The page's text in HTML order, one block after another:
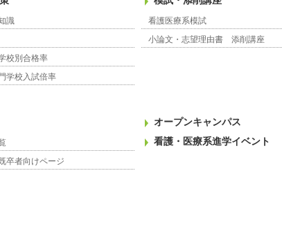
識
校別合格率
学校入試倍率
看護医療系模試
小論文・志望理由書 添削講座
卒者向けページ
オープンキャンパス
看護・医療系進学イベント